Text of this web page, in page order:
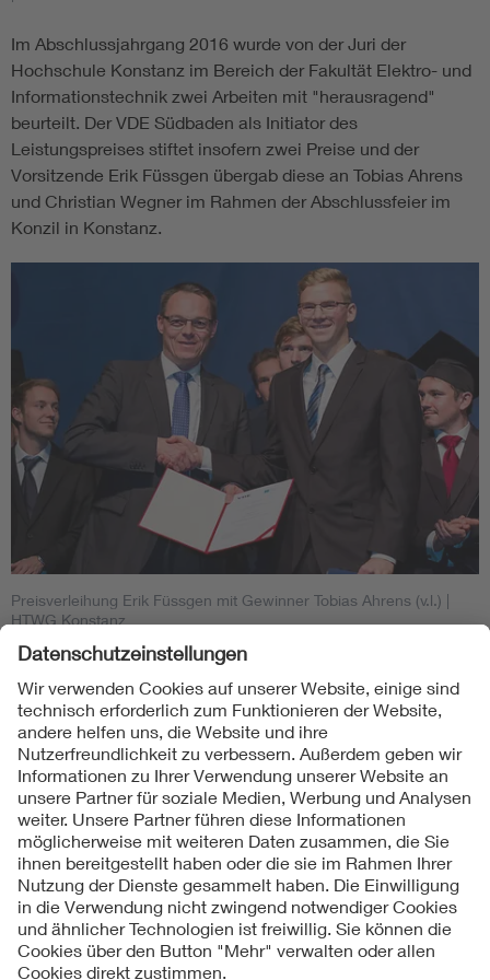
Im Abschlussjahrgang 2016 wurde von der Juri der
Hochschule Konstanz im Bereich der Fakultät Elektro- und
Informationstechnik zwei Arbeiten mit "herausragend"
beurteilt. Der VDE Südbaden als Initiator des
Leistungspreises stiftet insofern zwei Preise und der
Vorsitzende Erik Füssgen übergab diese an Tobias Ahrens
und Christian Wegner im Rahmen der Abschlussfeier im
Konzil in Konstanz.
Preisverleihung Erik Füssgen mit Gewinner Tobias Ahrens (v.l.) |
HTWG Konstanz
Weitere Informationen zur Preisverleihung finden sie auf
der Homepage der HTWG Konstanz:http://www.htwg-
konstanz.de/Tag-der-
Elektrotechnik.tag_elektrotechnik.0.html
Folgen Sie uns